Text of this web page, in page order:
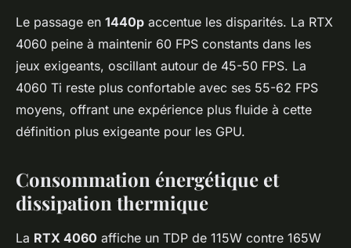
Le passage en 1440p accentue les disparités. La RTX
4060 peine à maintenir 60 FPS constants dans les
jeux exigeants, oscillant autour de 45-50 FPS. La
4060 Ti reste plus confortable avec ses 55-62 FPS
moyens, offrant une expérience plus fluide à cette
définition plus exigeante pour les GPU.
Consommation énergétique et
dissipation thermique
La RTX 4060 affiche un TDP de 115W contre 165W